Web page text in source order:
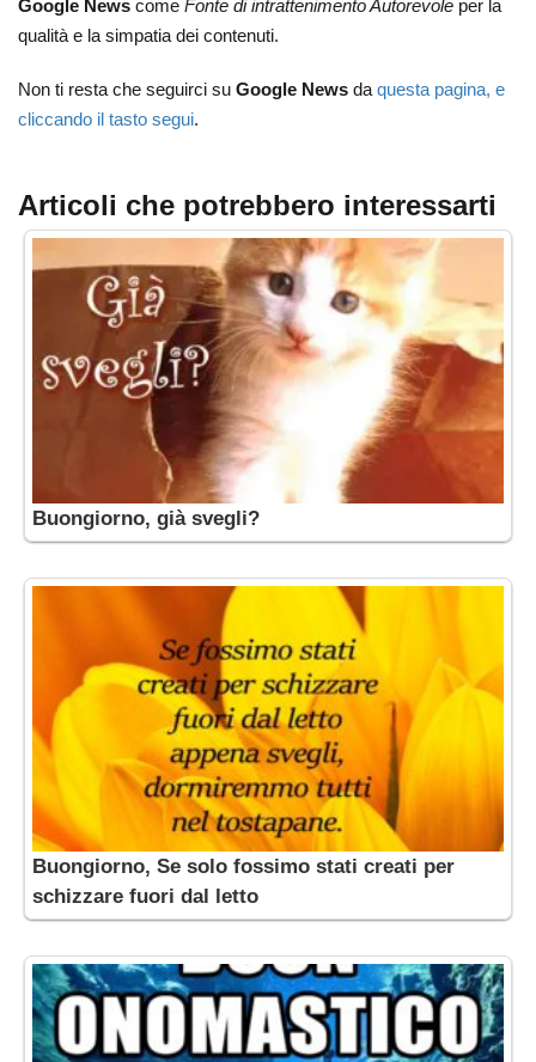
Google News come Fonte di intrattenimento Autorevole per la
qualità e la simpatia dei contenuti.
Non ti resta che seguirci su Google News da questa pagina, e
cliccando il tasto segui.
Articoli che potrebbero interessarti
Buongiorno, già svegli?
Buongiorno, Se solo fossimo stati creati per
schizzare fuori dal letto